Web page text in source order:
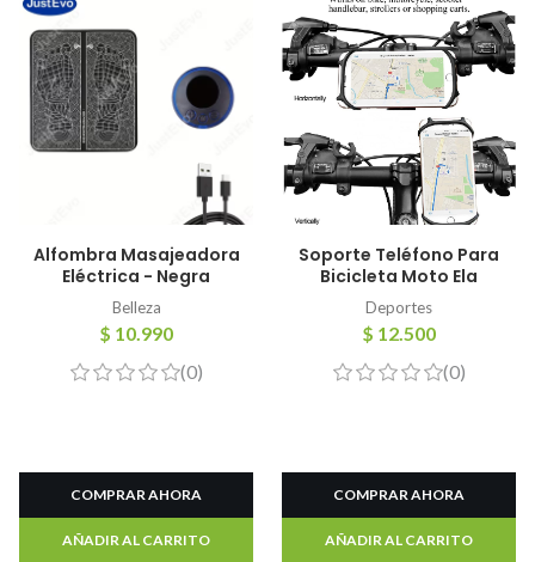
Alfombra Masajeadora
Eléctrica - Negra
Belleza
$ 10.990
(0)
COMPRAR AHORA
AÑADIR AL CARRITO
Soporte Teléfono Para
Bicicleta Moto Ela
Deportes
$ 12.500
(0)
COMPRAR AHORA
AÑADIR AL CARRITO